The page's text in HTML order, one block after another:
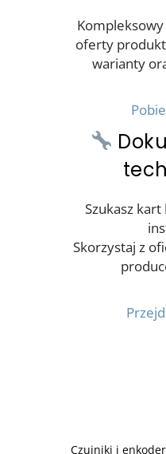
Czujniki i
oferty
warianty
Szukasz
Skorzystaj z